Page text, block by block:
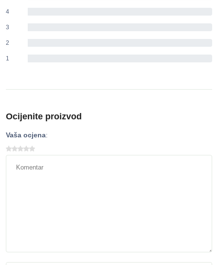
4
3
2
1
Ocijenite proizvod
Vaša ocjena: